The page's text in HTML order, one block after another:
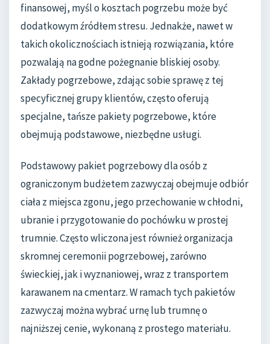
finansowej, myśl o kosztach pogrzebu może być
dodatkowym źródłem stresu. Jednakże, nawet w
takich okolicznościach istnieją rozwiązania, które
pozwalają na godne pożegnanie bliskiej osoby.
Zakłady pogrzebowe, zdając sobie sprawę z tej
specyficznej grupy klientów, często oferują
specjalne, tańsze pakiety pogrzebowe, które
obejmują podstawowe, niezbędne usługi.
Podstawowy pakiet pogrzebowy dla osób z
ograniczonym budżetem zazwyczaj obejmuje odbiór
ciała z miejsca zgonu, jego przechowanie w chłodni,
ubranie i przygotowanie do pochówku w prostej
trumnie. Często wliczona jest również organizacja
skromnej ceremonii pogrzebowej, zarówno
świeckiej, jak i wyznaniowej, wraz z transportem
karawanem na cmentarz. W ramach tych pakietów
zazwyczaj można wybrać urnę lub trumnę o
najniższej cenie, wykonaną z prostego materiału.